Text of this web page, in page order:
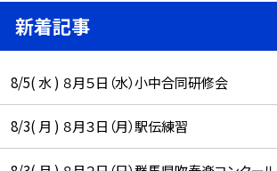
新着記事
8/5( 水 ) ８月５日（水）小中合同研修会
8/3( 月 ) ８月３日（月）駅伝練習